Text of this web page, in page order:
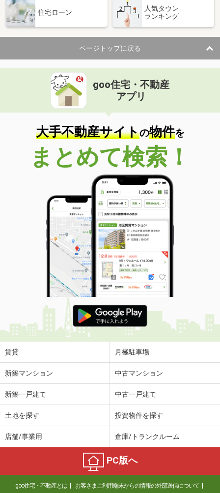
住宅ローン
人気タウン
ランキング
ページトップに戻る
goo住宅・不動産
アプリ
大手不動産サイトの物件を
まとめて検索！
賃貸 月極駐車場
新築マンション 中古マンション
新築一戸建て 中古一戸建て
土地を探す 投資物件を探す
店舗/事業用 倉庫/トランクルーム
PC版へ
goo住宅・不動産とは お客さまご利用端末からの情報の外部送信について